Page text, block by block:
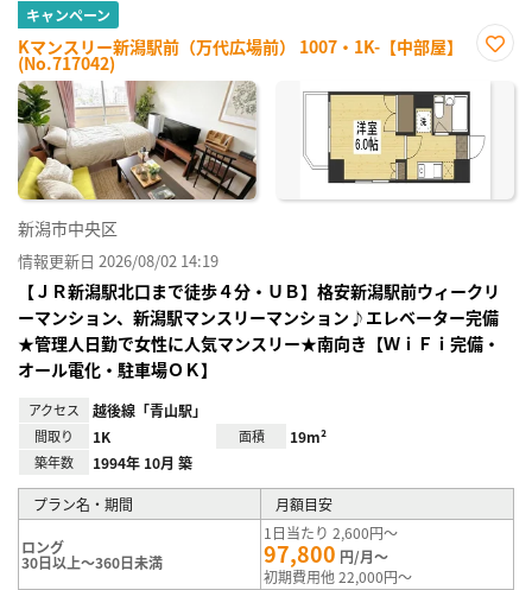
キャンペーン
Kマンスリー新潟駅前（万代広場前） 1007・1K-【中部屋】
(No.717042)
に入
新潟市中央区
情報更新日 2026/08/02 14:19
【ＪＲ新潟駅北口まで徒歩４分・ＵＢ】格安新潟駅前ウィークリ
ーマンション、新潟駅マンスリーマンション♪エレベーター完備
★管理人日勤で女性に人気マンスリー★南向き【ＷｉＦｉ完備・
オール電化・駐車場ＯＫ】
アクセス 越後線「青山駅」
間取り 1K 面積 19m²
築年数 1994年 10月 築
プラン名・期間 月額目安
ロング
30日以上～360日未満
1日当たり 2,600円～
97,800 円/月～
初期費用他 22,000円～